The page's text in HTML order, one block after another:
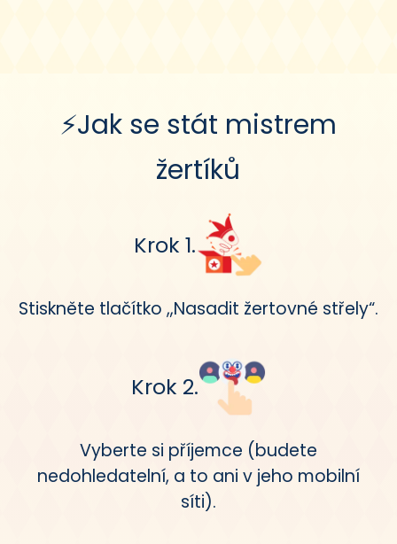
⚡Jak se stát mistrem
žertíků
Krok 1.
Stiskněte tlačítko „Nasadit žertovné střely“.
Krok 2.
Vyberte si příjemce (budete
nedohledatelní, a to ani v jeho mobilní
síti).